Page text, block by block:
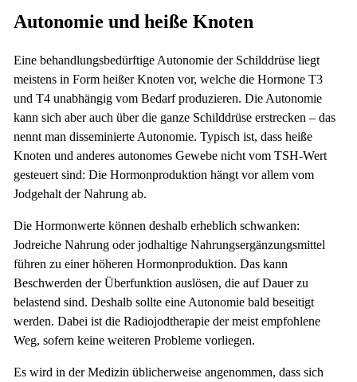
Autonomie und heiße Knoten
Eine behandlungsbedürftige Autonomie der Schilddrüse liegt
meistens in Form heißer Knoten vor, welche die Hormone T3
und T4 unabhängig vom Bedarf produzieren. Die Autonomie
kann sich aber auch über die ganze Schilddrüse erstrecken – das
nennt man disseminierte Autonomie. Typisch ist, dass heiße
Knoten und anderes autonomes Gewebe nicht vom TSH-Wert
gesteuert sind: Die Hormonproduktion hängt vor allem vom
Jodgehalt der Nahrung ab.
Die Hormonwerte können deshalb erheblich schwanken:
Jodreiche Nahrung oder jodhaltige Nahrungsergänzungsmittel
führen zu einer höheren Hormonproduktion. Das kann
Beschwerden der Überfunktion auslösen, die auf Dauer zu
belastend sind. Deshalb sollte eine Autonomie bald beseitigt
werden. Dabei ist die Radiojodtherapie der meist empfohlene
Weg, sofern keine weiteren Probleme vorliegen.
Es wird in der Medizin üblicherweise angenommen, dass sich